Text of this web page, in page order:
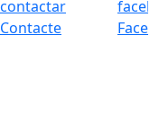
Contacte